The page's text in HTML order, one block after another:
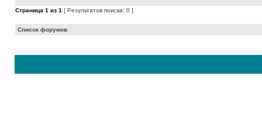
Страница 1 из 1 [ Результатов поиска: 0 ]
Список форумов